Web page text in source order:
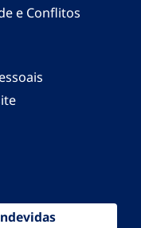
e Conflitos